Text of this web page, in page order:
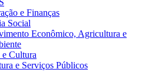
e Finanças
Social
Econômico, Agricultura e
e Cultura
e Serviços Públicos